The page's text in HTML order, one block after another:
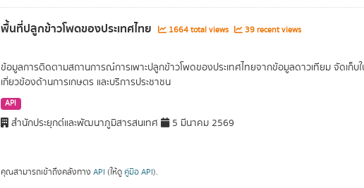
พื้นที่ปลูกข้าวโพดของประเทศไทย 1664 total views 39 recent views
ข้อมูลการติดตามสถานการณ์การเพาะปลูกข้าวโพดของประเทศไทยจากข้อมูลดาวเทียม จัดเก็บ
เกี่ยวข้องด้านการเกษตร และบริการประชาชน
API
สำนักประยุกต์และพัฒนาภูมิสารสนเทศ 5 มีนาคม 2569
คุณสามารถเข้าถึงคลังทาง API (ให้ดู คู่มือ API).